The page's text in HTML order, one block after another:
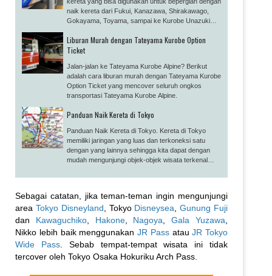
naik kereta dari Fukui, Kanazawa, Shirakawago,
Gokayama, Toyama, sampai ke Kurobe Unazuki
Liburan Murah dengan Tateyama Kurobe Option
Ticket
Jalan-jalan ke Tateyama Kurobe Alpine? Berikut
adalah cara liburan murah dengan Tateyama Kurobe
Option Ticket yang mencover seluruh ongkos
transportasi Tateyama Kurobe Alpine.
Panduan Naik Kereta di Tokyo
Panduan Naik Kereta di Tokyo. Kereta di Tokyo
memiliki jaringan yang luas dan terkoneksi satu
dengan yang lainnya sehingga kita dapat dengan
mudah mengunjungi objek-objek wisata terkenal
Odaiba.
Sebagai catatan, jika teman-teman ingin mengunjungi
area Tokyo Disneyland , Tokyo Disneysea ,Gunung Fuji
dan Kawaguchiko, Hakone, Nagoya ,Gala Yuzawa
Nikko lebih baik menggunakan JR PassatauJR Tokyo
Wide Pass. Sebab tempat-tempat wisata ini tidak
tercover oleh Tokyo Osaka Hokuriku Arch Pass.